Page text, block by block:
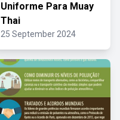
Uniforme Para Muay
Thai
25 September 2024